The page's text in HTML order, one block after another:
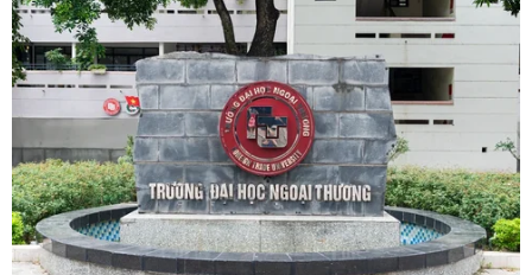
19/05/2019 11:42
'Vinh quang con đứng bên Người. Canh cho Bác ngủ
ngon giấc'' là tâm niệm của các cán bộ chiến sỹ Bộ Tư
lệnh bảo vệ Lăng Chủ tịch Hồ Chí Minh trong 50 năm
qua.